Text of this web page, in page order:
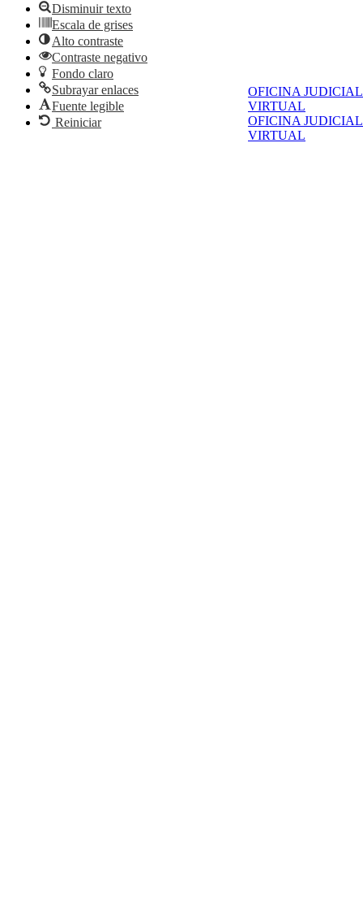
OFICINA JUDICIAL
VIRTUAL
OFICINA JUDICIAL
VIRTUAL
Disminuir texto
Escala de grises
Alto contraste
Contraste negativo
Fondo claro
Subrayar enlaces
Fuente legible
Reiniciar